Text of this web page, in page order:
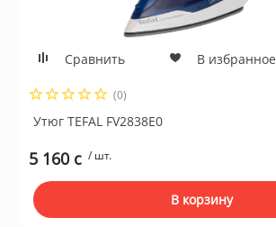
Сравнить В избранное
(0)
Утюг TEFAL FV2838E0
5 160 c / шт.
В корзину